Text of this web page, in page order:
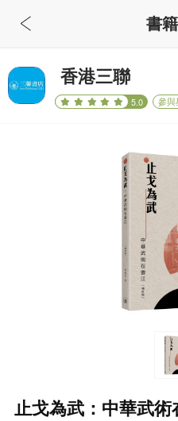
香港三聯
5.0 參與
止戈為武：中華武術
書